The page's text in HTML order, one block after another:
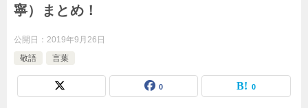
寧）まとめ！
公開日： 2019年9月26日
敬語
言葉
0 0